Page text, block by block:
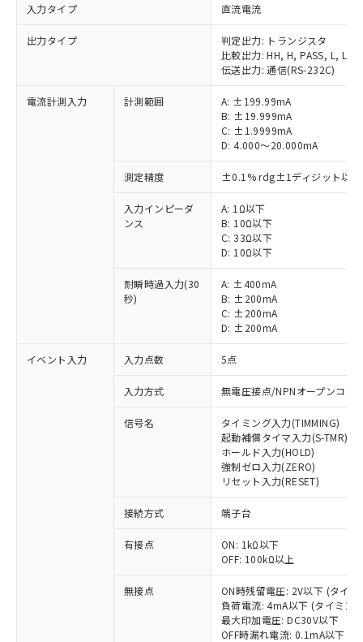
入力タイプ 直流電流
出力タイプ
判定出力: トランジスタ
比較出力: HH, H, PASS, L, LL
伝送出力: 通信(RS-232C)
電流計測入力 計測範囲
A: ±199.99mA
B: ±19.999mA
C: ±1.9999mA
D: 4.000～20.000mA
測定精度 ±0.1% rdg±1ディジット以下
入力インピーダ
ンス
A: 1Ω以下
B: 10Ω以下
C: 33Ω以下
D: 10Ω以下
耐瞬時過入力(30
秒)
A: ±400mA
B: ±200mA
C: ±200mA
D: ±200mA
イベント入力 入力点数 5点
入力方式 無電圧接点/NPNオープンコレ
信号名
タイミング入力(TIMMING)
起動補償タイマ入力(S-TMR)
ホールド入力(HOLD)
強制ゼロ入力(ZERO)
リセット入力(RESET)
接続方式 端子台
有接点
ON: 1kΩ以下
OFF: 100kΩ以上
無接点
ON時残留電圧: 2V以下 (タイ
負荷電流: 4mA以下 (タイミン
最大印加電圧: DC30V以下
OFF時漏れ電流: 0.1mA以下 (